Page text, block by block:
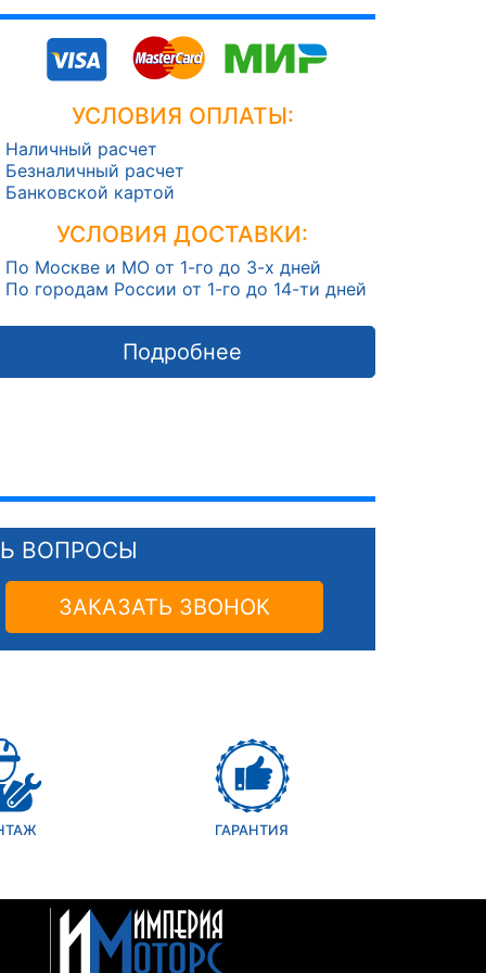
УСЛОВИЯ ОПЛАТЫ:
Наличный расчет
Безналичный расчет
Банковской картой
УСЛОВИЯ ДОСТАВКИ:
По Москве и МО от 1-го до 3-х дней
По городам России от 1-го до 14-ти дней
Подробнее
ВОПРОСЫ
ЗАКАЗАТЬ ЗВОНОК
ГАРАНТИЯ